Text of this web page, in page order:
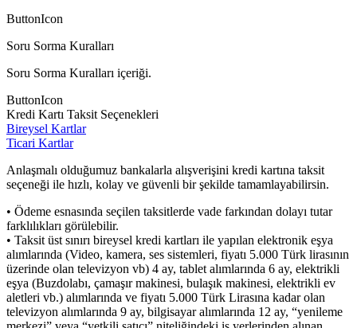
ButtonIcon
Soru Sorma Kuralları
Soru Sorma Kuralları içeriği.
ButtonIcon
Kredi Kartı Taksit Seçenekleri
Bireysel Kartlar
Ticari Kartlar
Anlaşmalı olduğumuz bankalarla alışverişini kredi kartına taksit
seçeneği ile hızlı, kolay ve güvenli bir şekilde tamamlayabilirsin.
• Ödeme esnasında seçilen taksitlerde vade farkından dolayı tutar
farklılıkları görülebilir.
• Taksit üst sınırı bireysel kredi kartları ile yapılan elektronik eşya
alımlarında (Video, kamera, ses sistemleri, fiyatı 5.000 Türk lirasının
üzerinde olan televizyon vb) 4 ay, tablet alımlarında 6 ay, elektrikli
eşya (Buzdolabı, çamaşır makinesi, bulaşık makinesi, elektrikli ev
aletleri vb.) alımlarında ve fiyatı 5.000 Türk Lirasına kadar olan
televizyon alımlarında 9 ay, bilgisayar alımlarında 12 ay, “yenileme